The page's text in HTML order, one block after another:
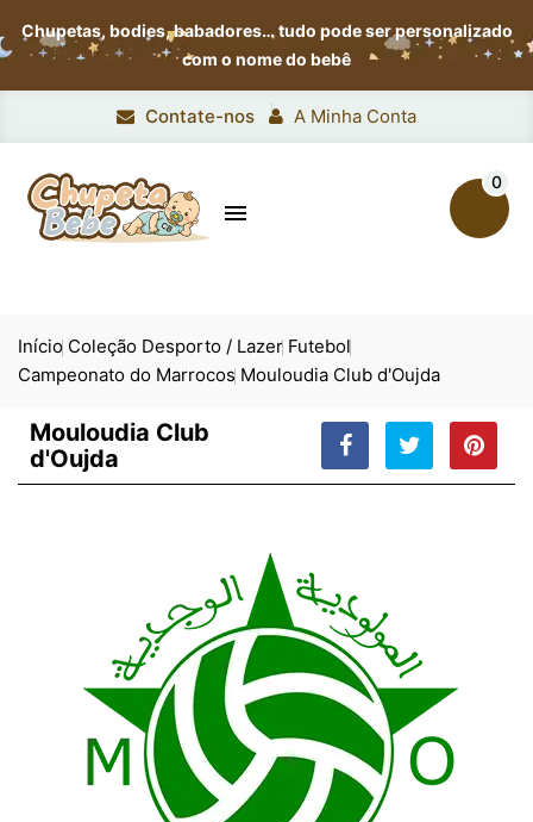
Chupetas, bodies, babadores…tudo pode ser personalizado
com o nome do bebê
Contate-nos A Minha Conta

0
Início Coleção Desporto / Lazer Futebol
Campeonato do Marrocos Mouloudia Club d'Oujda
Mouloudia Club
d'Oujda